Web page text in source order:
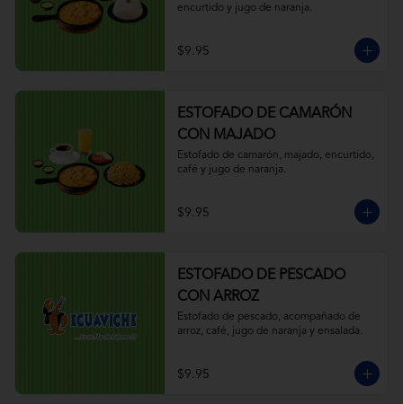
encurtido y jugo de naranja.
$9.95
ESTOFADO DE CAMARÓN
CON MAJADO
Estofado de camarón, majado, encurtido,
café y jugo de naranja.
$9.95
ESTOFADO DE PESCADO
CON ARROZ
Estofado de pescado, acompañado de
arroz, café, jugo de naranja y ensalada.
$9.95